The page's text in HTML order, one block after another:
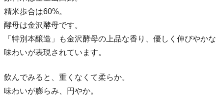
精米歩合は60%。
酵母は金沢酵母です。
「特別本醸造」も金沢酵母の上品な香り、優しく伸びやかな
味わいが表現されています。
飲んでみると、重くなくて柔らか。
味わいが膨らみ、円やか。